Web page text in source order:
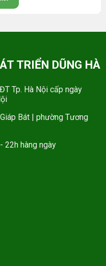
TRIỂN DŨNG HÀ
Tp. Hà Nội cấp ngày
Bát | phường Tương
22h hàng ngày